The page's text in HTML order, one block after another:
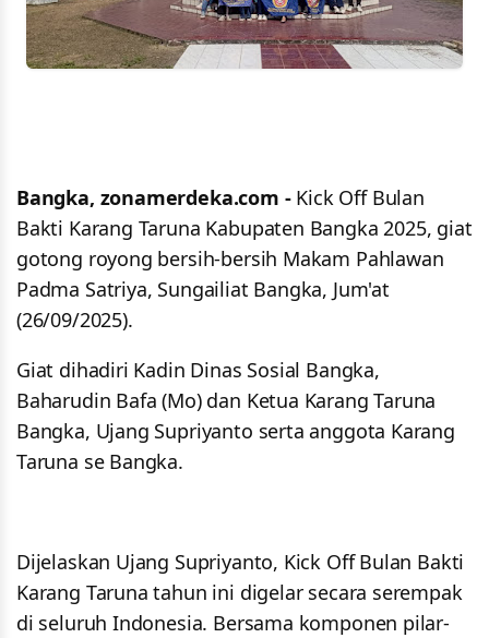
Bangka, zonamerdeka.com - Kick Off Bulan
Bakti Karang Taruna Kabupaten Bangka 2025, giat
gotong royong bersih-bersih Makam Pahlawan
Padma Satriya, Sungailiat Bangka, Jum'at
(26/09/2025).
Giat dihadiri Kadin Dinas Sosial Bangka,
Baharudin Bafa (Mo) dan Ketua Karang Taruna
Bangka, Ujang Supriyanto serta anggota Karang
Taruna se Bangka.
Dijelaskan Ujang Supriyanto, Kick Off Bulan Bakti
Karang Taruna tahun ini digelar secara serempak
di seluruh Indonesia. Bersama komponen pilar-